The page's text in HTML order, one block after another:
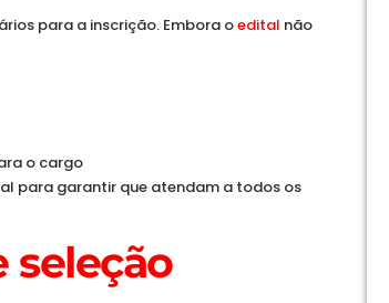
para a inscrição. Embora oedital não
o cargo
para garantir que atendam a todos os
seleção